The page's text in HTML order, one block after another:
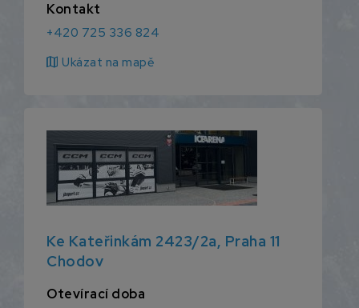
Kontakt
+420 725 336 824
map Ukázat na mapě
Ke Kateřinkám 2423/2a, Praha 11
Chodov
Otevírací doba